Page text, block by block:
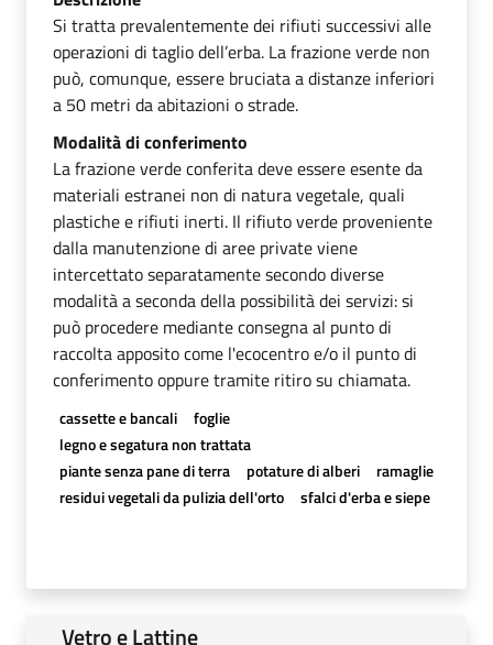
Si tratta prevalentemente dei rifiuti successivi alle
operazioni di taglio dell’erba. La frazione verde non
può, comunque, essere bruciata a distanze inferiori
a 50 metri da abitazioni o strade.
Modalità di conferimento
La frazione verde conferita deve essere esente da
materiali estranei non di natura vegetale, quali
plastiche e rifiuti inerti. Il rifiuto verde proveniente
dalla manutenzione di aree private viene
intercettato separatamente secondo diverse
modalità a seconda della possibilità dei servizi: si
può procedere mediante consegna al punto di
raccolta apposito come l'ecocentro e/o il punto di
conferimento oppure tramite ritiro su chiamata.
cassette e bancali
foglie
legno e segatura non trattata
piante senza pane di terra
potature di alberi
ramaglie
residui vegetali da pulizia dell'orto
sfalci d'erba e siepe
Vetro e Lattine